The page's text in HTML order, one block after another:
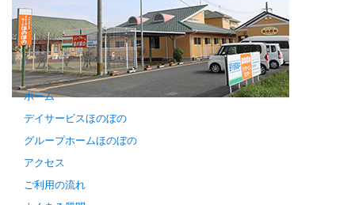
ホーム
デイサービスほのぼの
グループホームほのぼの
アクセス
ご利用の流れ